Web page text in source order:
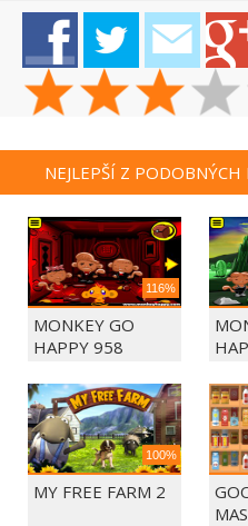
NEJLEPŠÍ Z PODOBNÝCH
116%
MONKEY GO
HAPPY 958
100%
MY FREE FARM 2